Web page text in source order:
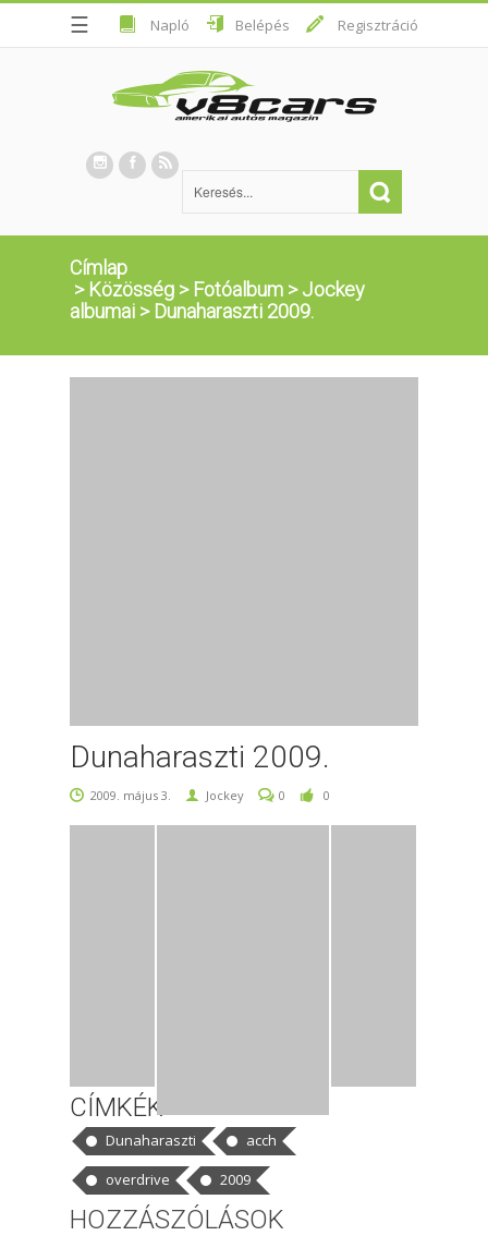
☰ Napló Belépés Regisztráció
Címlap
> Közösség > Fotóalbum >Jockey
albumai > Dunaharaszti 2009.
Dunaharaszti 2009.
2009. május 3. Jockey 0 0
CÍMKÉK
Dunaharaszti
acch
overdrive
2009
HOZZÁSZÓLÁSOK